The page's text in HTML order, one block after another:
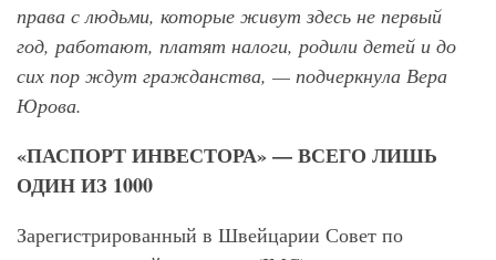
права с людьми, которые живут здесь не первый
год, работают, платят налоги, родили детей и до
сих пор ждут гражданства, — подчеркнула Вера
Юрова.
«ПАСПОРТ ИНВЕСТОРА» — ВСЕГО ЛИШЬ
ОДИН ИЗ 1000
Зарегистрированный в Швейцарии Совет по